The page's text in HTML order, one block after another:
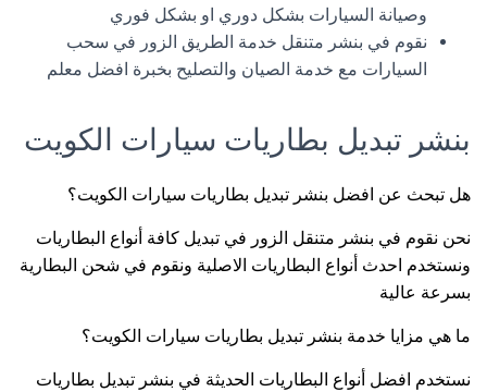
وصيانة السيارات بشكل دوري او بشكل فوري
نقوم في بنشر متنقل خدمة الطريق الزور في سحب
السيارات مع خدمة الصيان والتصليح بخبرة افضل معلم
بنشر تبديل بطاريات سيارات الكويت
هل تبحث عن افضل بنشر تبديل بطاريات سيارات الكويت؟
نحن نقوم في بنشر متنقل الزور في تبديل كافة أنواع البطاريات
ونستخدم احدث أنواع البطاريات الاصلية ونقوم في شحن البطارية
بسرعة عالية
ما هي مزايا خدمة بنشر تبديل بطاريات سيارات الكويت؟
نستخدم افضل أنواع البطاريات الحديثة في بنشر تبديل بطاريات